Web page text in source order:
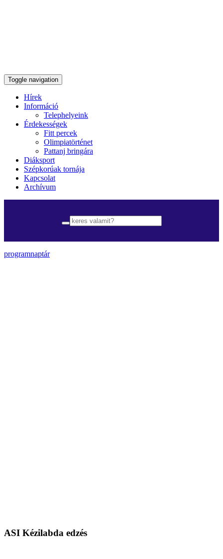
Toggle navigation
Hírek
Információ
Telephelyeink
Érdekességek
Fitt percek
Olimpiatörténet
Pattanj bringára
Diáksport
Szépkorúak tornája
Kapcsolat
Archívum
programnaptár
ASI Kézilabda edzés